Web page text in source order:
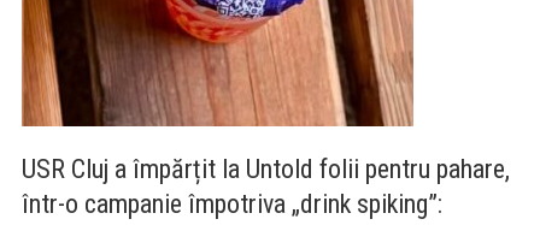
USR Cluj a împărțit la Untold folii pentru pahare,
într-o campanie împotriva „drink spiking”: